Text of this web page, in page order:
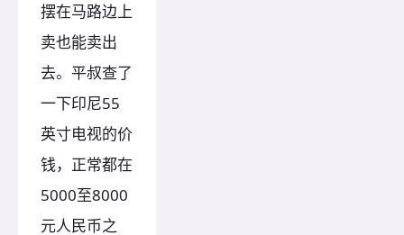
摆在马路边上
卖也能卖出
去。平叔查了
一下印尼55
英寸电视的价
钱，正常都在
5000至8000
元人民币之